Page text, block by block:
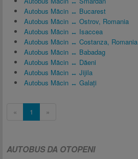
Autobus Măcin ↔ Bucarest
Autobus Măcin ↔ Ostrov, Romania
Autobus Măcin ↔ Isaccea
Autobus Măcin ↔ Costanza, Romania
Autobus Măcin ↔ Babadag
Autobus Măcin ↔ Dăeni
Autobus Măcin ↔ Jijila
Autobus Măcin ↔ Galați
« 1 »
AUTOBUS DA OTOPENI